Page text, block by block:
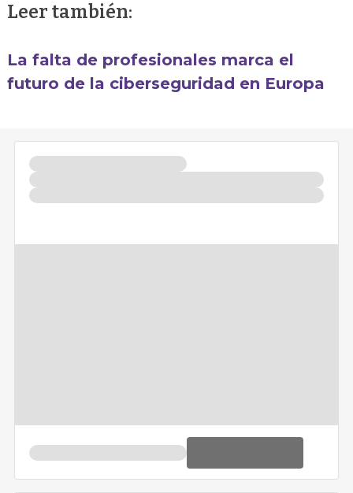
Leer también:
La falta de profesionales marca el
futuro de la ciberseguridad en Europa